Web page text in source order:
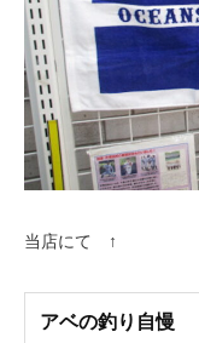
当店にて ↑
アベの釣り自慢